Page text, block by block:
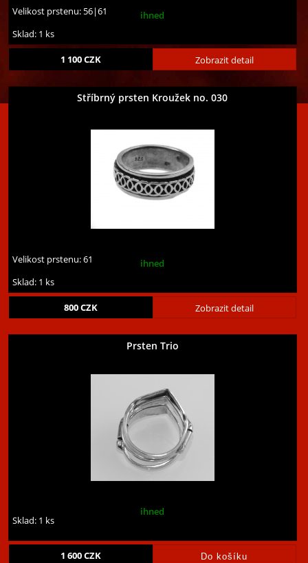
Velikost prstenu: 56|61
ihned
Sklad: 1 ks
Zobrazit detail
1 100CZK
Stříbrný prsten Kroužek no. 030
Velikost prstenu:61
ihned
Sklad: 1 ks
Zobrazit detail
800CZK
Prsten Trio
ihned
Sklad: 1 ks
1 600CZK